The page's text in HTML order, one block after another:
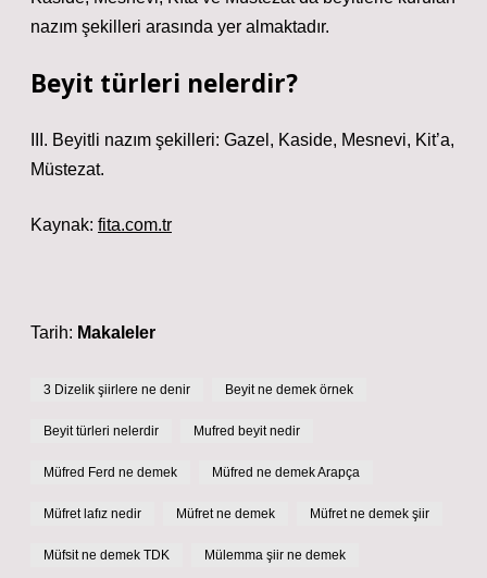
nazım şekilleri arasında yer almaktadır.
Beyit türleri nelerdir?
III. Beyitli nazım şekilleri: Gazel, Kaside, Mesnevi, Kit’a,
Müstezat.
Kaynak: fita.com.tr
Tarih: Makaleler
3 Dizelik şiirlere ne denir Beyit ne demek örnek
Beyit türleri nelerdir Mufred beyit nedir
Müfred Ferd ne demek Müfred ne demek Arapça
Müfret lafız nedir Müfret ne demek Müfret ne demek şiir
Müfsit ne demek TDK Mülemma şiir ne demek